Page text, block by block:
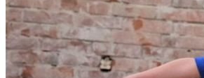
ツ
へ
移
動